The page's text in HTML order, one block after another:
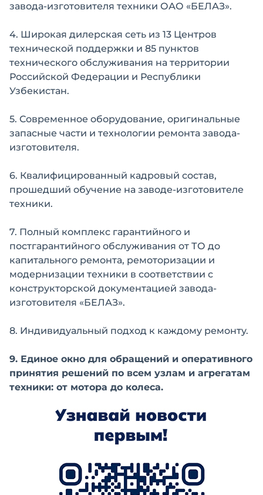
завода-изготовителя техники ОАО «БЕЛАЗ».
4. Широкая дилерская сеть из 13 Центров
технической поддержки и 85 пунктов
технического обслуживания на территории
Российской Федерации и Республики
Узбекистан.
5. Современное оборудование, оригинальные
запасные части и технологии ремонта завода-
изготовителя.
6. Квалифицированный кадровый состав,
прошедший обучение на заводе-изготовителе
техники.
7. Полный комплекс гарантийного и
постгарантийного обслуживания от ТО до
капитального ремонта, ремоторизации и
модернизации техники в соответствии с
конструкторской документацией завода-
изготовителя «БЕЛАЗ».
8. Индивидуальный подход к каждому ремонту.
9. Единое окно для обращений и оперативного
принятия решений по всем узлам и агрегатам
техники: от мотора до колеса.